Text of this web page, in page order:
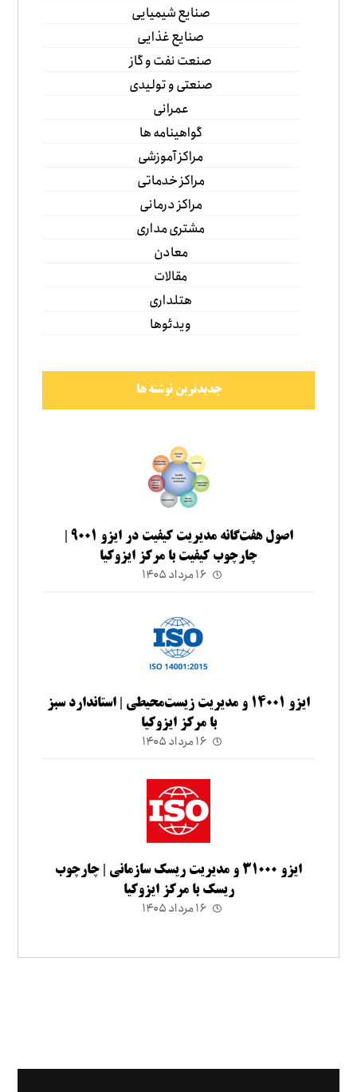
صنایع شیمیایی
صنایع غذایی
صنعت نفت و گاز
صنعتی و تولیدی
عمرانی
گواهینامه ها
مراکز آموزشی
مراکز خدماتی
مراکز درمانی
مشتری مداری
معادن
مقالات
هتلداری
ویدئوها
جدیدترین نوشته ها
چارچوب کیفیت با مرکز ایزوکیا
۱۶ مرداد ۱۴۰۵
ایزو ۱۴۰۰۱ و مدیریت زیست‌محیطی | استاندارد سبز
با مرکز ایزوکیا
۱۶ مرداد ۱۴۰۵
ایزو ۳۱۰۰۰ و مدیریت ریسک سازمانی | چارچوب
ریسک با مرکز ایزوکیا
۱۶ مرداد ۱۴۰۵